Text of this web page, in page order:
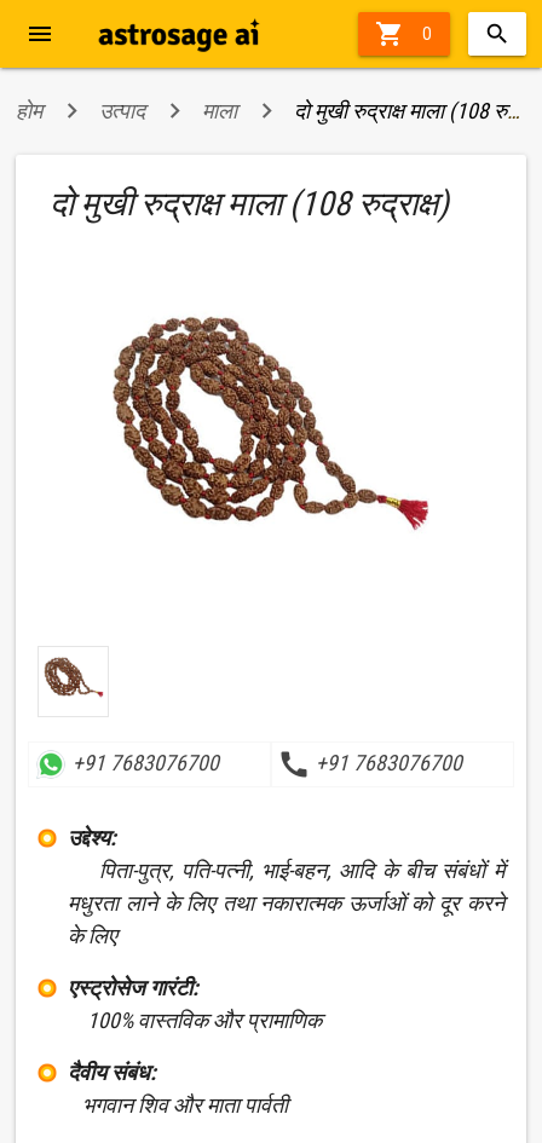
 0
menu
होम उत्पाद माला दो मुखी रुद्राक्ष माला (108 रुद्राक्ष)
दो मुखी रुद्राक्ष माला (108 रुद्राक्ष)
+91 7683076700 call +91 7683076700
उद्देश्य:
पिता-पुत्र, पति-पत्नी, भाई-बहन, आदि के बीच संबंधों में
मधुरता लाने के लिए तथा नकारात्मक ऊर्जाओं को दूर करने
के लिए
एस्ट्रोसेज गारंटी:
100% वास्तविक और प्रामाणिक
दैवीय संबंध:
भगवान शिव और माता पार्वती